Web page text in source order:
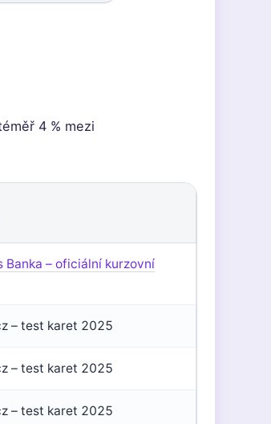
4 % mezi
Banka – oficiální kurzovní
– test karet 2025
– test karet 2025
– test karet 2025